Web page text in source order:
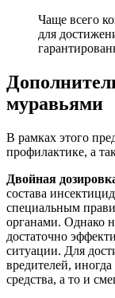
Чаще всего
для
муравьями
В рамках этого
профилактике, а
Двойная
состава
специальным
органами. Однако
достаточно
ситуации. Для
вредителей,
средства, а то и